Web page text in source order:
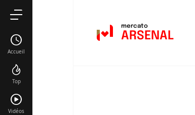
mercato
ARSENAL
Accueil
Top
Vidéos